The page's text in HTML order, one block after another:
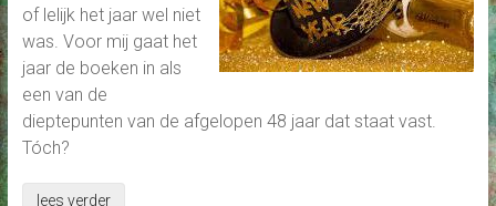
of lelijk het jaar wel niet
was. Voor mij gaat het
jaar de boeken in als
een van de
dieptepunten van de afgelopen 48 jaar dat staat vast.
Tóch?
lees verder